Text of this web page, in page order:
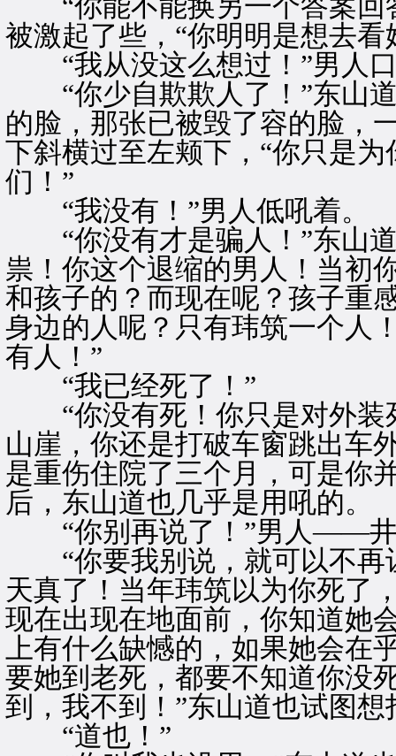
“你能不能换另一个答案回
被激起了些，“你明明是想去
“我从没这么想过！”男人
“你少自欺欺人了！”东山道
的脸，那张已被毁了容的脸，
下斜横过至左颊下，“你只是
们！”
“我没有！”男人低吼着。
“你没有才是骗人！”东山道
祟！你这个退缩的男人！当初
和孩子的？而现在呢？孩子重
身边的人呢？只有玮筑一个人
有人！”
“我已经死了！”
“你没有死！你只是对外装
山崖，你还是打破车窗跳出车
是重伤住院了三个月，可是你
后，东山道也几乎是用吼的。
“你别再说了！”男人——井
“你要我别说，就可以不再
天真了！当年玮筑以为你死了
现在出现在地面前，你知道她
上有什么缺憾的，如果她会在
要她到老死，都要不知道你没
到，我不到！”东山道也试图
“道也！”